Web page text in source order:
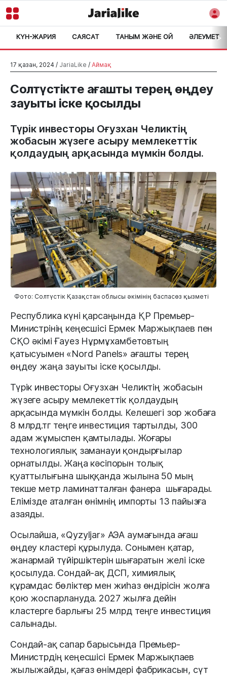
КҮН-ЖАРИЯ САЯСАТ ТАНЫМ ЖӘНЕ ОЙ ӘЛЕУМЕТ>
17 қазан, 2024 / JariaLike / Аймақ
Солтүстікте ағашты терең өңдеу
зауыты іске қосылды
Түрік инвесторы Оғузхан Челиктің
жобасын жүзеге асыру мемлекеттік
қолдаудың арқасында мүмкін болды.
Фото: Солтүстік Қазақстан облысы әкімінің баспасөз қызметі
Республика күні қарсаңында ҚР Премьер-
Министрінің кеңесшісі Ермек Маржықпаев пен
СҚО әкімі Ғауез Нұрмұхамбетовтың
қатысуымен «Nord Panels» ағашты терең
өңдеу жаңа зауыты іске қосылды.
Түрік инвесторы Оғузхан Челиктің жобасын
жүзеге асыру мемлекеттік қолдаудың
арқасында мүмкін болды. Келешегі зор жобаға
8 млрд.тг теңге инвестиция тартылды, 300
адам жұмыспен қамтылады. Жоғары
технологиялық заманауи қондырғылар
орнатылды. Жаңа кәсіпорын толық
қуаттылығына шыққанда жылына 50 мың
текше метр ламинатталған фанера шығарады.
Елімізде аталған өнімнің импорты 13 пайызға
азаяды.
Осылайша, «Qyzyljar» АЭА аумағында ағаш
өңдеу кластері құрылуда. Сонымен қатар,
жанармай түйіршіктерін шығаратын желі іске
қосылуда. Сондай-ақ ДСП, химиялық
құрамдас бөліктер мен жиһаз өндірісін жолға
қою жоспарлануда. 2027 жылға дейін
кластерге барлығы 25 млрд теңге инвестиция
салынады.
Сондай-ақ сапар барысында Премьер-
Министрдің кеңесшісі Ермек Маржықпаев
жылыжайды, қағаз өнімдері фабрикасын, сүт